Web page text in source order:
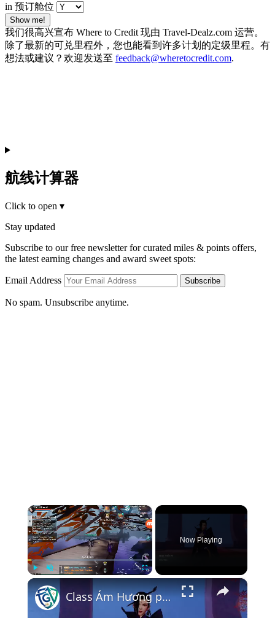
in 预订舱位
Show me!
我们很高兴宣布 Where to Credit 现由 Travel-Dealz.com 运营。
除了最新的可兑里程外，您也能看到许多计划的定级里程。有
想法或建议？欢迎发送至 feedback@wheretocredit.com.
航线计算器
Click to open ▾
Stay updated
Subscribe to our free newsletter for curated miles & points offers,
the latest earning changes and award sweet spots:
Email Address Subscribe
No spam. Unsubscribe anytime.
×
Play Unmute
Now Playing
×
Class Ám Hương phiên bản test 7/12 của sở lưu hương mobile